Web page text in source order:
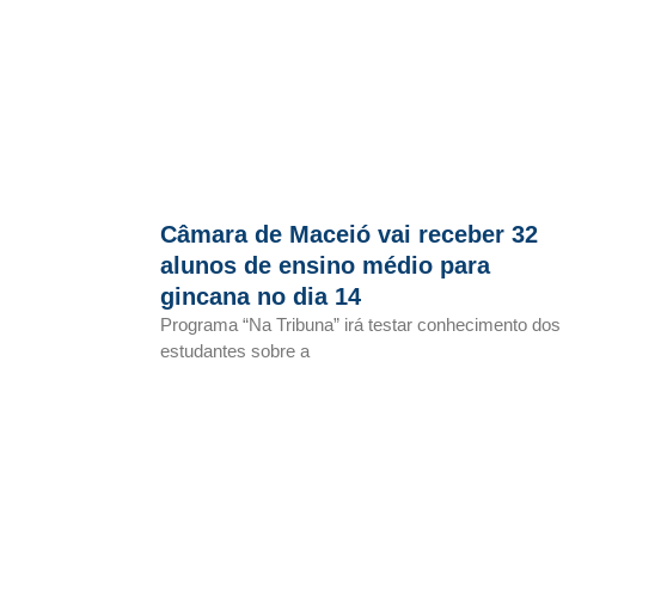
Câmara de Maceió vai receber 32
alunos de ensino médio para
gincana no dia 14
Programa “Na Tribuna” irá testar conhecimento dos
estudantes sobre a